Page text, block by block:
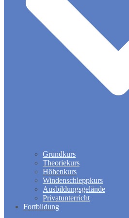
Grundkurs
Theoriekurs
Höhenkurs
Windenschleppkurs
Ausbildungsgelände
Privatunterricht
Fortbildung